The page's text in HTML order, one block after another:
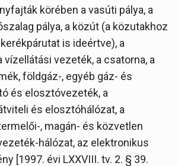
körében a vasúti pálya, a
pálya, a közút (a közutakhoz
is ideértve), a
vezeték, a csatorna, a
földgáz-, egyéb gáz- és
és elosztóvezeték, a
és elosztóhálózat, a
, magán- és közvetlen
hálózat, az elektronikus
[1997. évi LXXVIII. tv. 2. § 39.